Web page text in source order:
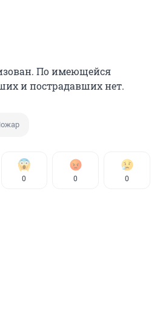
По имеющейся
и пострадавших нет.
0 0 0